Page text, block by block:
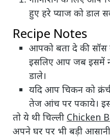
हुए हरे प्याज को डाल
Recipe Notes
आपको बता दे की सॉस
इसलिए आप जब इसमें
डाले।
यदि आप चिकन को
तेज आंच पर पकाये।
तो ये थी चिल्ली Chicken
अपने घर पर भी बड़ी